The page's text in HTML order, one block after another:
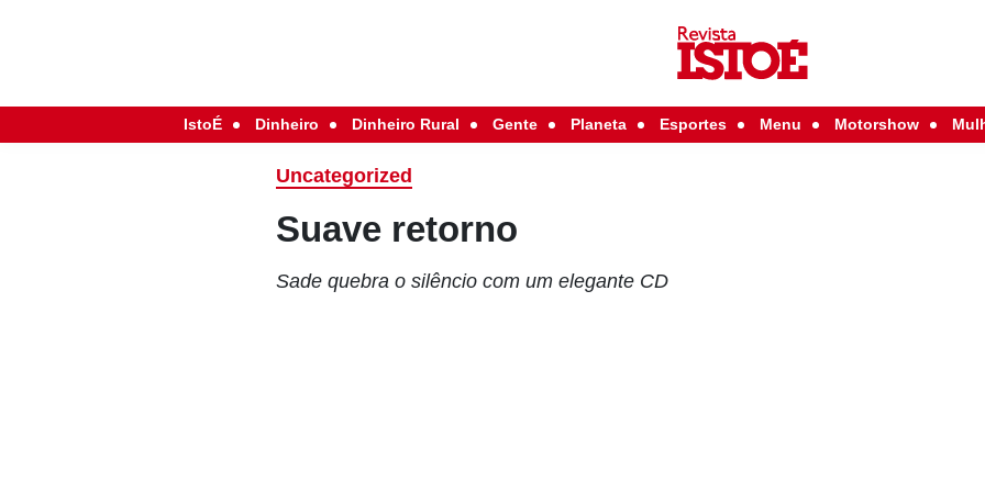
IstoÉ Dinheiro Dinheiro Rural Gente Planeta Esportes Menu Motorshow
Uncategorized
Suave retorno
Sade quebra o silêncio com um elegante CD